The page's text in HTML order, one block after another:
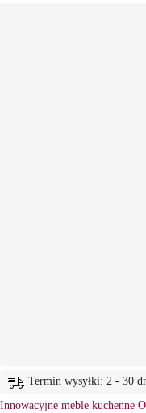
Termin wysyłki: 2 - 30
Innowacyjne meble kuchenne